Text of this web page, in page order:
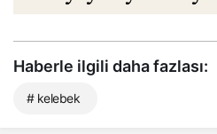
Haberle ilgili daha fazlası:
# kelebek